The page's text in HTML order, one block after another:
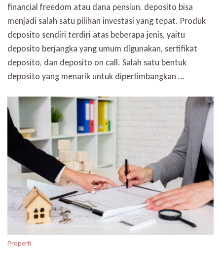
Sertifikat
Deposito
financial freedom atau dana pensiun, deposito bisa
menjadi salah satu pilihan investasi yang tepat. Produk
deposito sendiri terdiri atas beberapa jenis, yaitu
deposito berjangka yang umum digunakan, sertifikat
deposito, dan deposito on call. Salah satu bentuk
deposito yang menarik untuk dipertimbangkan …
Properti